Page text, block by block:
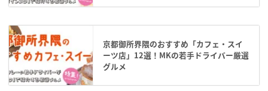
京都御所界隈のおすすめ「カフェ・スイ
ーツ店」12選！MKの若手ドライバー厳選
グルメ